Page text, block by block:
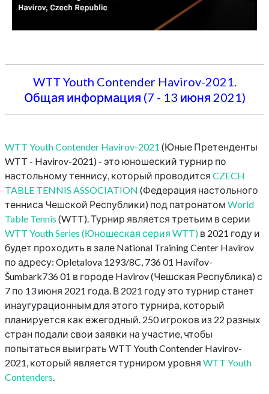
WTT Youth Contender Havirov-2021.
Общая информация (7 - 13 июня 2021)
WTT Youth Contender Havirov-2021 (Юные Претенденты
WTT - Havirov-2021) - это юношеский турнир по
настольному теннису, который проводится CZECH
TABLE TENNIS ASSOCIATION (Федерация настольного
тенниса Чешской Республики) под патронатом World
Table Tennis (WTT). Турнир является третьим в серии
WTT Youth Series (Юношеская серия WTT) в 2021 году и
будет проходить в зале National Training Center Havirov
по адресу: Opletalova 1293/8C, 736 01 Havířov-
Šumbark736 01 в городе Havirov (Чешская Республика) с
7 по 13 июня 2021 года. В 2021 году это турнир станет
инаугурационным для этого турнира, который
планируется как ежегодный. 250 игроков из 22 разных
стран подали свои заявки на участие, чтобы
попытаться выиграть WTT Youth Contender Havirov-
2021, который является турниром уровня WTT Youth
Contenders